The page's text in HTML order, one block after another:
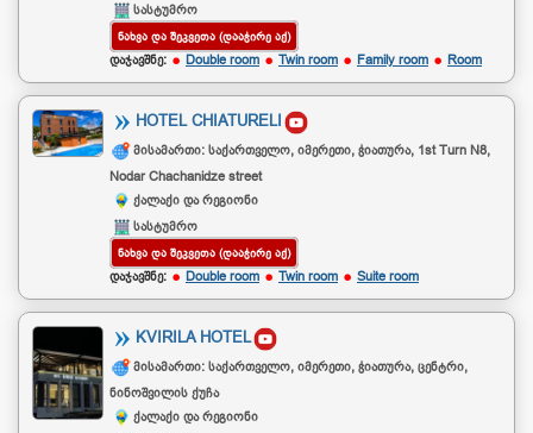
სასტუმრო
ᲜᲐᲮᲕᲐ ᲓᲐ ᲨᲔᲙᲕᲔᲗᲐ (ᲓᲐᲐᲭᲘᲠᲔ ᲐᲥ)
დაჯავშნე: Double room Twin room Family room Room
HOTEL CHIATURELI
მისამართი: საქართველო, იმერეთი, ჭიათურა, 1st Turn N8,
Nodar Chachanidze street
ქალაქი და რეგიონი
სასტუმრო
ᲜᲐᲮᲕᲐ ᲓᲐ ᲨᲔᲙᲕᲔᲗᲐ (ᲓᲐᲐᲭᲘᲠᲔ ᲐᲥ)
დაჯავშნე: Double room Twin room Suite room
KVIRILA HOTEL
მისამართი: საქართველო, იმერეთი, ჭიათურა, ცენტრი,
ნინოშვილის ქუჩა
ქალაქი და რეგიონი